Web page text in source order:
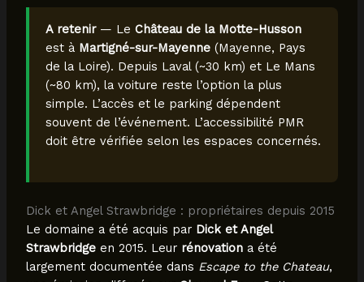
A retenir— Le Château de la Motte-Husson
est à Martigné-sur-Mayenne(Mayenne, Pays
de la Loire). Depuis Laval (~30 km) et Le Mans
(~80 km), la voiture reste l’option la plus
simple. L’accès et le parking dépendent
souvent de l’événement. L’accessibilité PMR
doit être vérifiée selon les espaces concernés.
Dick et Angel Strawbridge : propriétaires depuis 2015
Le domaine a été acquis par Dick et Angel
Strawbridgeen 2015. Leur rénovationa été
largement documentée dans Escape to the Chateau,